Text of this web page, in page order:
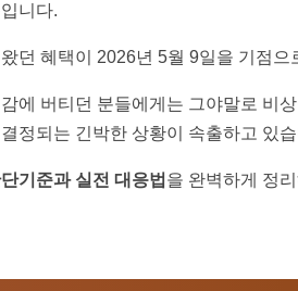
니다.
던 혜택이 2026년 5월 9일을 기점으
에 버티던 분들에게는 그야말로 비
정되는 긴박한 상황이 속출하고 있
기준과 실전 대응법 을 완벽하게 정